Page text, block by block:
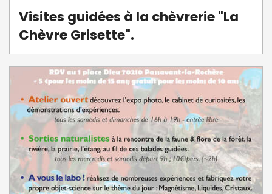
Visites guidées à la chèvrerie "La
Chèvre Grisette".